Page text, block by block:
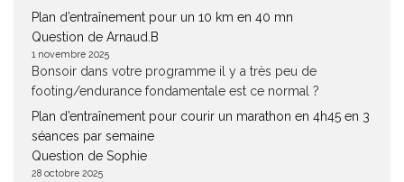
Plan d’entraînement pour un 10 km en 40 mn
Question de Arnaud.B
1 novembre 2025
Bonsoir dans votre programme il y a très peu de
footing/endurance fondamentale est ce normal ?
Plan d’entraînement pour courir un marathon en 4h45 en 3
séances par semaine
Question de Sophie
28 octobre 2025